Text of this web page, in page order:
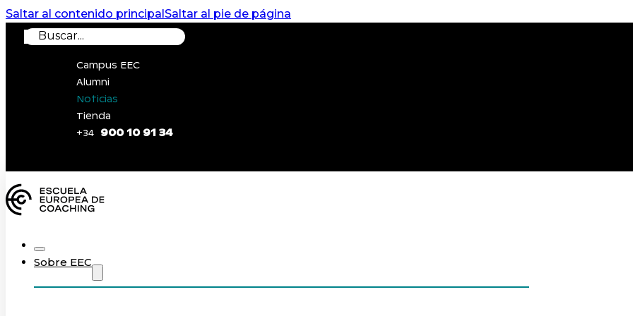
Saltar al contenido principalSaltar al pie de página
Buscar
Campus EEC
Alumni
Noticias
Tienda
+34
900 10 91 34
Sobre EEC